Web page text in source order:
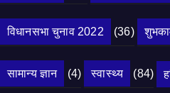
विधानसभा चुनाव 2022 (36)
सामान्य ज्ञान (4) स्वास्थ्य (84)